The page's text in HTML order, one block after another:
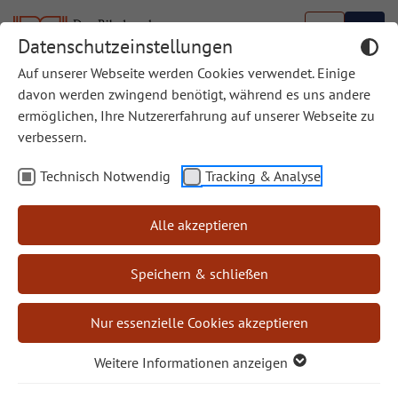
Datenschutzeinstellungen
Auf unserer Webseite werden Cookies verwendet. Einige
davon werden zwingend benötigt, während es uns andere
ermöglichen, Ihre Nutzererfahrung auf unserer Webseite zu
verbessern.
Technisch Notwendig Tracking & Analyse
Alle akzeptieren
Speichern & schließen
Nur essenzielle Cookies akzeptieren
Weitere Informationen anzeigen
Alles neu macht nicht nur der Mai!
Die Jahreslosung 2026
Es gibt eine Sehnsucht
vieler Menschen: Einfach
mal alles auf Anfang
setzen! Reset! Neu beginnen mit dieser ganzen Welt,
der Politik, der Natur, mit meinen Beziehungen… Alle
verfahrenen Prozesse, Krieg, Hass, Zerstörung,
Ausbeutung, alles wäre erledigt.